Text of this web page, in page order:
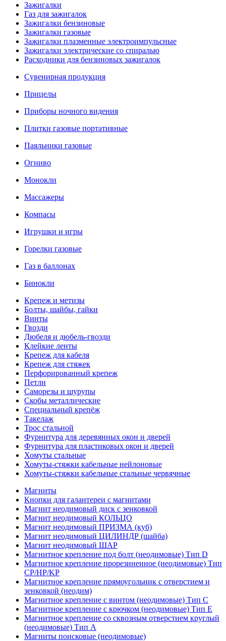
Зажигалки
Газ для зажигалок
Зажигалки бензиновые
Зажигалки газовые
Зажигалки плазменные электроимпульсные
Зажигалки электрические со спиралью
Расходники для бензиновых зажигалок
Сувенирная продукция
Прицелы
Приборы ночного видения
Плитки газовые портативные
Паяльники газовые
Огниво
Монокли
Массажеры
Компасы
Игрушки и игры
Горелки газовые
Газ в баллонах
Бинокли
Крепеж и метизы
Болты, шайбы, гайки
Винты
Гвозди
Дюбеля и дюбель-гвозди
Клейкие ленты
Крепеж для кабеля
Крепеж для стяжек
Перфорированный крепеж
Петли
Саморезы и шурупы
Скобы металлические
Специальный крепёж
Такелаж
Трос стальной
Фурнитура для деревянных окон и дверей
Фурнитура для пластиковых окон и дверей
Хомуты стальные
Хомуты-стяжки кабельные нейлоновые
Хомуты-стяжки кабельные стальные червячные
Магниты
Кнопки для галантереи с магнитами
Магнит неодимовый диск с зенковкой
Магнит неодимовый КОЛЬЦО
Магнит неодимовый ПРИЗМА (куб)
Магнит неодимовый ЦИЛИНДР (шайба)
Магнит неодимовый ШАР
Магнитное крепление под болт (неодимовые) Тип D
Магнитное крепление прорезиненное (неодимовые) Тип
CP/HP/KP
Магнитное крепление прямоугольник с отверстием и
зенковкой (неодим)
Магнитное крепление с винтом (неодимовые) Тип С
Магнитное крепление с крючком (неодимовые) Тип Е
Магнитное крепление со сквозным отверстием круглый
(неодимовые) Тип А
Магниты поисковые (неодимовые)